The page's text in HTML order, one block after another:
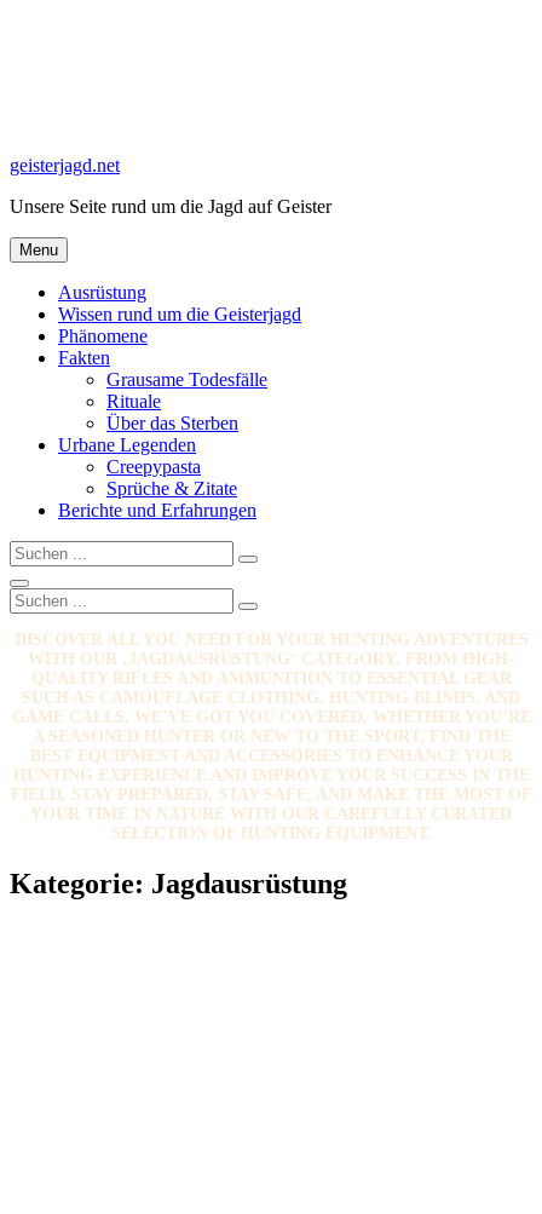
geisterjagd.net
Unsere Seite rund um die Jagd auf Geister
Menu
Ausrüstung
Wissen rund um die Geisterjagd
Phänomene
Fakten
Grausame Todesfälle
Rituale
Über das Sterben
Urbane Legenden
Creepypasta
Sprüche & Zitate
Berichte und Erfahrungen
Search
for:
Search
Search
Search
for:
Search
DISCOVER ALL YOU NEED FOR YOUR HUNTING ADVENTURES
WITH OUR ‚JAGDAUSRÜSTUNG‘ CATEGORY. FROM HIGH-
QUALITY RIFLES AND AMMUNITION TO ESSENTIAL GEAR
SUCH AS CAMOUFLAGE CLOTHING, HUNTING BLINDS, AND
GAME CALLS, WE’VE GOT YOU COVERED. WHETHER YOU’RE
A SEASONED HUNTER OR NEW TO THE SPORT, FIND THE
BEST EQUIPMENT AND ACCESSORIES TO ENHANCE YOUR
HUNTING EXPERIENCE AND IMPROVE YOUR SUCCESS IN THE
FIELD. STAY PREPARED, STAY SAFE, AND MAKE THE MOST OF
YOUR TIME IN NATURE WITH OUR CAREFULLY CURATED
SELECTION OF HUNTING EQUIPMENT.
Kategorie: Jagdausrüstung